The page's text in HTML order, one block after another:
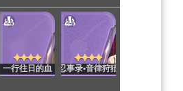
一行往日的血 忍事录•音律狩猎